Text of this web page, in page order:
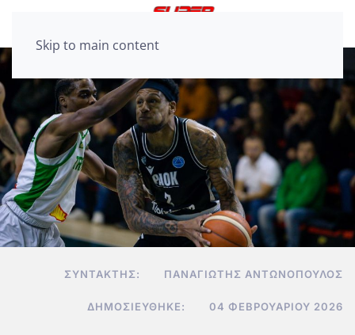
Skip to main content
ΣΥΝΤΆΚΤΗΣ: ΠΑΝΑΓΙΏΤΗΣ ΑΝΤΩΝΌΠΟΥΛΟΣ
ΔΗΜΟΣΙΕΎΘΗΚΕ: 04 ΦΕΒΡΟΥΑΡΊΟΥ 2026